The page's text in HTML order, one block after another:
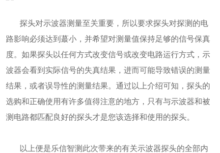
探头对示波器测量至关重要，所以要求探头对探测的电
路影响必须达到蕞小，并希望对测量值保持足够的信号保真
度。如果探头以任何方式改变信号或改变电路运行方式，示
波器会看到实际信号的失真结果，进而可能导致错误的测量
结果，或者误导性的测量结果。通过以上介绍可知，探头的
选购和正确使用有许多值得注意的地方，只有与示波器和被
测电路都匹配良好的探头才是您该选择和使用的探头。
以上便是乐信智测此次带来的有关示波器探头的全部内